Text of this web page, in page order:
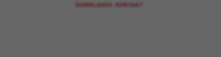
DOWNLOADS KONTAKT